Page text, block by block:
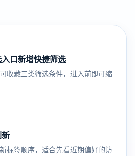
口新增快捷筛选
收藏三类筛选条件，进入前即可缩
标签顺序，适合先看近期偏好的访